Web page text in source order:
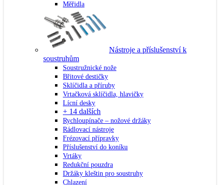
Měřidla
Nástroje a příslušenství k
soustruhům
Soustružnické nože
Břitové destičky
Sklíčidla a příruby
Vrtačková sklíčidla, hlavičky
Lícní desky
+ 14 dalších
Rychloupínače – nožové držáky
Rádlovací nástroje
Frézovací přípravky
Příslušenství do koníku
Vrtáky
Redukční pouzdra
Držáky kleštin pro soustruhy
Chlazení